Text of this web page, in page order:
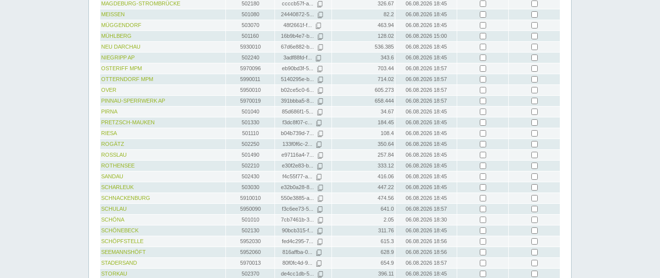
MAGDEBURG-STROMBRÜCKE
502180 ccccb57f-a... 326.67
06.08.2026 18:45
MEISSEN
501080 24440872-5... 82.2
06.08.2026 18:45
MÜGGENDORF
503070 48f2661f-f... 463.94
06.08.2026 18:45
MÜHLBERG
501160 16b9b4e7-b... 128.02
06.08.2026 15:00
NEU DARCHAU
5930010 67d6e882-b... 536.385
06.08.2026 18:45
NIEGRIPP AP
502240 3adf88fd-f... 343.6
06.08.2026 18:45
OSTERIFF MPM
5970096 eb90bd3f-5... 703.44
06.08.2026 18:57
OTTERNDORF MPM
5990011 5140295e-b... 714.02
06.08.2026 18:57
OVER
5950010 b02ce5c0-6... 605.273
06.08.2026 18:57
PINNAU-SPERRWERK AP
5970019 391bbba5-8... 658.444
06.08.2026 18:57
PIRNA
501040 85d686f1-5... 34.67
06.08.2026 18:45
PRETZSCH-MAUKEN
501330 f3dc8f07-c... 184.45
06.08.2026 18:45
RIESA
501110 b04b739d-7... 108.4
06.08.2026 18:45
ROGÄTZ
502250 133f0f6c-2... 350.64
06.08.2026 18:45
ROSSLAU
501490 e97116a4-7... 257.84
06.08.2026 18:45
ROTHENSEE
502210 e30f2e83-b... 333.12
06.08.2026 18:45
SANDAU
502430 f4c55f77-a... 416.06
06.08.2026 18:45
SCHARLEUK
503030 e32b0a28-8... 447.22
06.08.2026 18:45
SCHNACKENBURG
5910010 550e3885-a... 474.56
06.08.2026 18:45
SCHULAU
5950090 f3c6ee73-5... 641.0
06.08.2026 18:57
SCHÖNA
501010 7cb7461b-3... 2.05
06.08.2026 18:30
SCHÖNEBECK
502130 90bcb315-f... 311.76
06.08.2026 18:45
SCHÖPFSTELLE
5952030 fed4c295-7... 615.3
06.08.2026 18:56
SEEMANNSHÖFT
5952060 816affba-0... 628.9
06.08.2026 18:56
STADERSAND
5970013 80f0fc4d-9... 654.9
06.08.2026 18:57
STORKAU
502370 de4cc1db-5... 396.11 06.08.2026 18:45